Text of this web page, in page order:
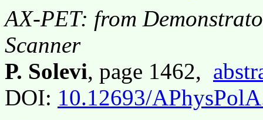
AX-PET: from
Scanner
P. Solevi, page 1462,
DOI: 10.12693/